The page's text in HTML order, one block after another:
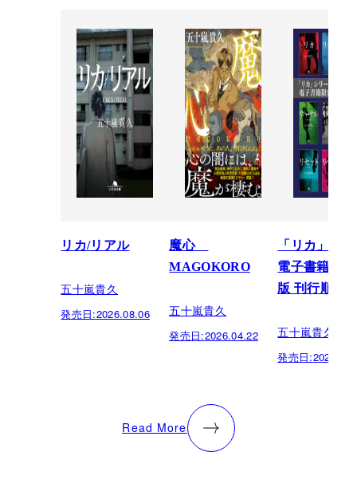
リカ/リアル
五十嵐貴久
発売日:2026.08.06
魔心
MAGOKORO
五十嵐貴久
発売日:2026.04.22
「リカ」シ
電子書籍限
版 刊行順
五十嵐貴久
発売日:
Read More